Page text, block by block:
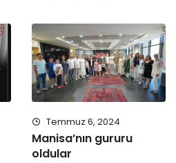
Temmuz 6, 2024
Manisa’nın gururu
oldular